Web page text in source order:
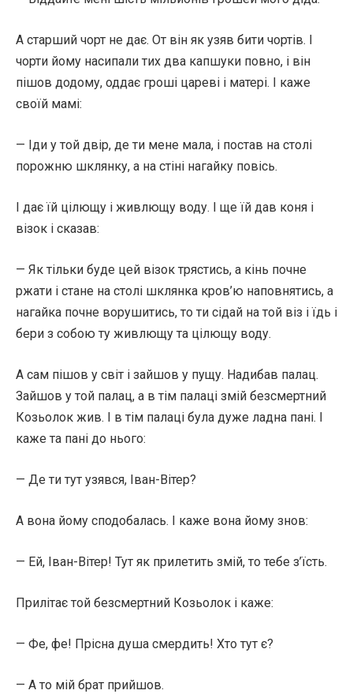
А старший чорт не дає. От він як узяв бити чортів. І
чорти йому насипали тих два капшуки повно, і він
пішов додому, оддає гроші цареві і матері. І каже
своїй мамі:
— Іди у той двір, де ти мене мала, і постав на столі
порожню шклянку, а на стіні нагайку повісь.
І дає їй цілющу і живлющу воду. І ще їй дав коня і
візок і сказав:
— Як тільки буде цей візок трястись, а кінь почне
ржати і стане на столі шклянка кров’ю наповнятись, а
нагайка почне ворушитись, то ти сідай на той віз і їдь і
бери з собою ту живлющу та цілющу воду.
А сам пішов у світ і зайшов у пущу. Надибав палац.
Зайшов у той палац, а в тім палаці змій безсмертний
Козьолок жив. І в тім палаці була дуже ладна пані. І
каже та пані до нього:
— Де ти тут узявся, Іван-Вітер?
А вона йому сподобалась. І каже вона йому знов:
— Ей, Іван-Вітер! Тут як прилетить змій, то тебе з’їсть.
Прилітає той безсмертний Козьолок і каже:
— Фе, фе! Прісна душа смердить! Хто тут є?
— А то мій брат прийшов.